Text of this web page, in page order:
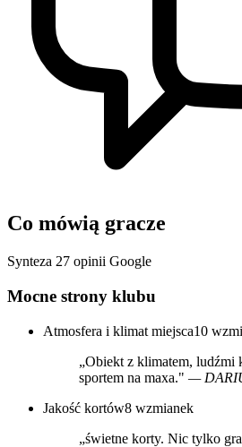
Co mówią gracze
Synteza 27 opinii Google
Mocne strony klubu
Atmosfera i klimat miejsca10
„Obiekt z klimatem, ludźmi
sportem na maxa." —
Jakość kortów8 wzmianek
„świetne korty. Nic tylko